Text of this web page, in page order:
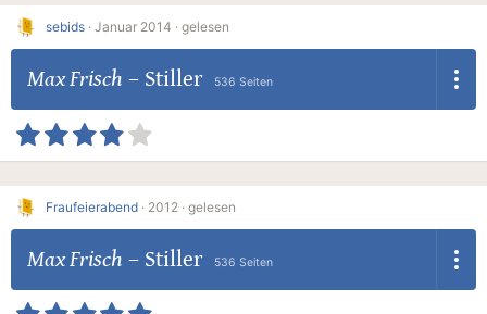
sebids · Januar 2014 · gelesen
Max Frisch – Stiller 536 Seiten
Fraufeierabend · 2012 · gelesen
Max Frisch – Stiller 536 Seiten